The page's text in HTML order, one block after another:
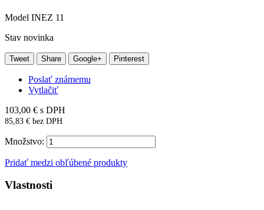
Model INEZ 11
Stav novinka
Tweet Share Google+ Pinterest
Poslať známemu
Vytlačiť
103,00 € s DPH
85,83 € bez DPH
Množstvo:
Pridať medzi obľúbené produkty
Vlastnosti